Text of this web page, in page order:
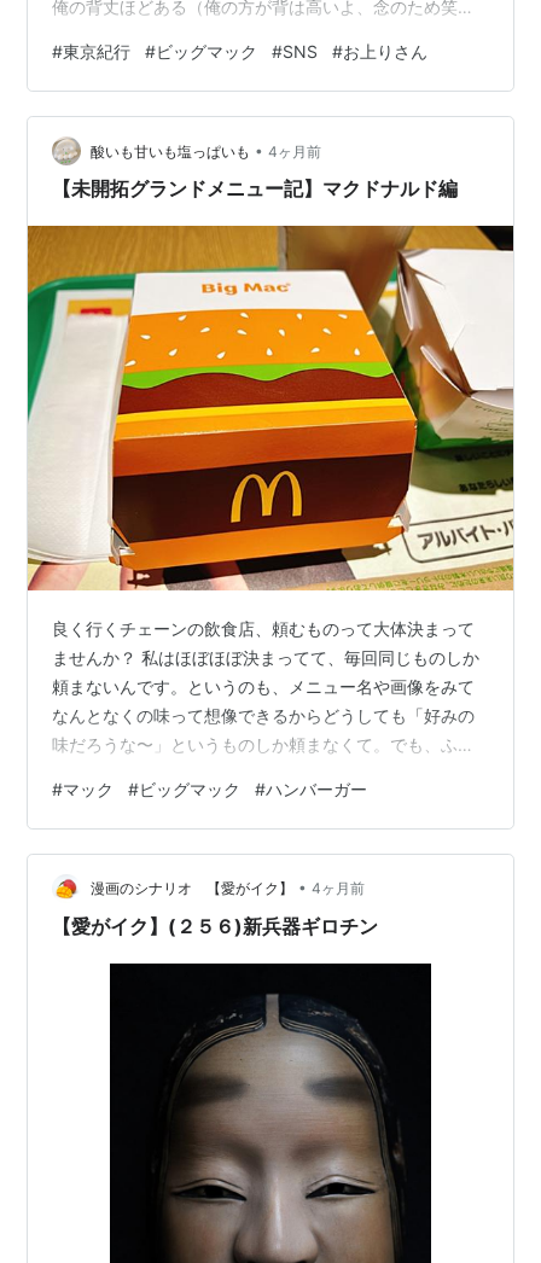
俺の背丈ほどある（俺の方が背は高いよ、念のため笑）
ならない。少し迷ったが、食べたい物と支払方法を選択
して、マシーンから出てきた注文票を手に取る。どこか
の公園で、とテイクアウトにしておいた。 ビッグマッ
ク、サラダ、オレンジジュースのセットに、やっぱりこ
れだよね、と、マック・フライポテトを頼んだ。 俺の他
#東京紀行 #ビッグマック #SNS #お上りさん
酸いも甘いも塩っぱいも • 4ヶ月前
【未開拓グランドメニュー記】マクドナルド編
良く行くチェーンの飲食店、頼むものって大体決まって
ませんか？ 私はほぼほぼ決まってて、毎回同じものしか
頼まないんです。というのも、メニュー名や画像をみて
なんとなくの味って想像できるからどうしても「好みの
味だろうな〜」というものしか頼まなくて。でも、ふと
も？」と思い… というわけでこちらはチェーン店のグラ
ンドメニューで食べたことのないものや自分じゃこれ頼
まないだろうな〜っていうものを食べた記録です！
#マック #ビッグマック #ハンバーガー
漫画のシナリオ 【愛がイク】 • 4ヶ月前
【愛がイク】(２５６)新兵器ギロチン